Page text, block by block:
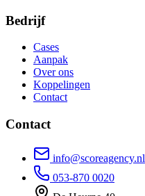
Bedrijf
Cases
Aanpak
Over ons
Koppelingen
Contact
Contact
info@scoreagency.nl
053-870 0020